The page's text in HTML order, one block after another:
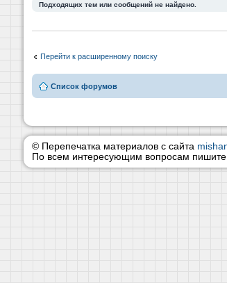
Подходящих тем или сообщений не найдено.
Перейти к расширенному поиску
Список форумов
© Перепечатка материалов с сайта
По всем интересующим вопросам